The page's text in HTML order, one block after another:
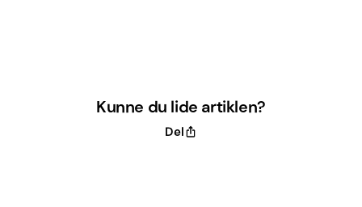
Kunne du lide artiklen?
Del